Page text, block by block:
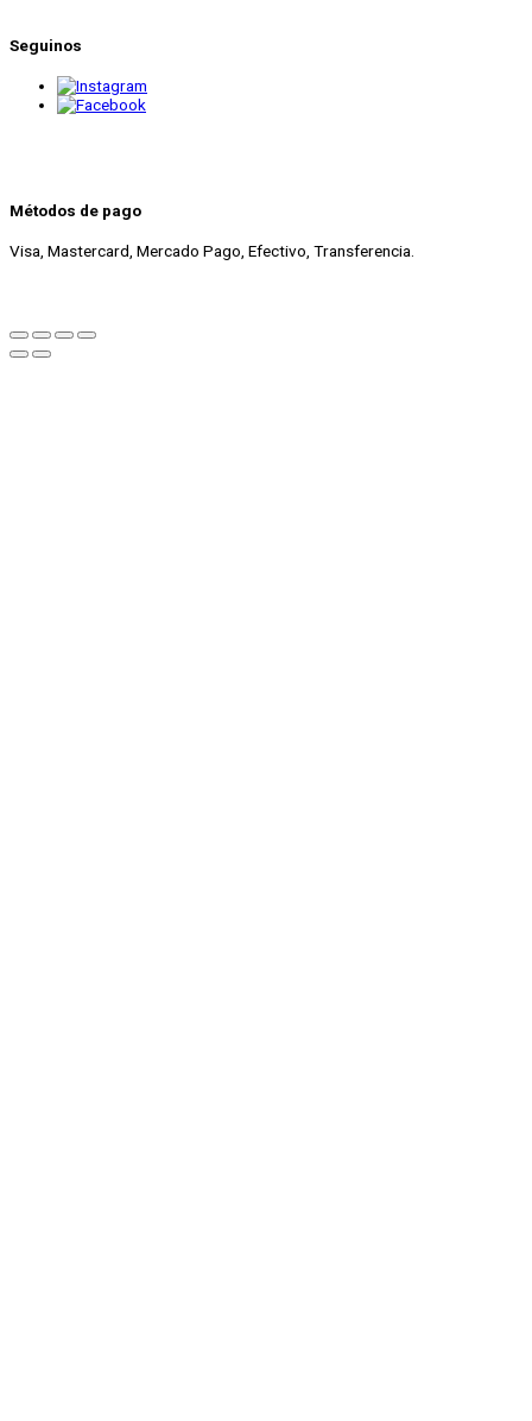
Seguinos
Métodos de pago
Visa, Mastercard, Mercado Pago, Efectivo, Transferencia.